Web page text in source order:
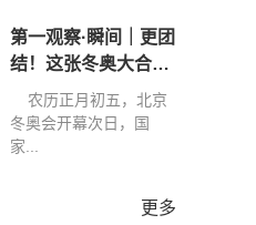
第一观察·瞬间｜更团
结！这张冬奥大合影
弥足珍贵
农历正月初五，北京
冬奥会开幕次日，国
家...
更多